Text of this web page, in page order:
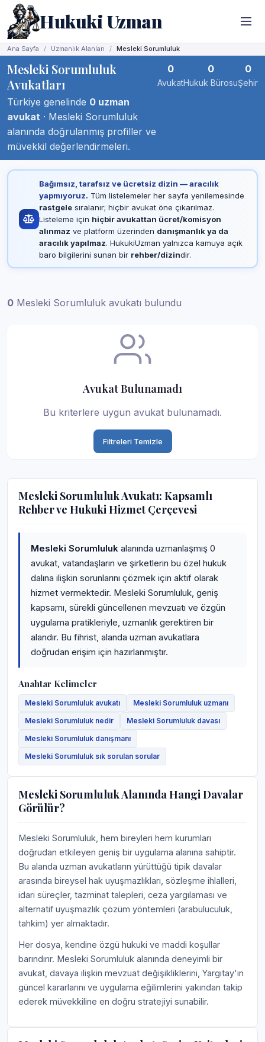
Hukuki Uzman
Ana Sayfa Uzmanlık Alanları Mesleki Sorumluluk
Mesleki Sorumluluk
Avukatları
Türkiye genelinde 0 uzman
avukat · Mesleki Sorumluluk
alanında doğrulanmış profiller ve
müvekkil değerlendirmeleri.
0
Avukat
0
Hukuk Bürosu
0
Şehir
Bağımsız, tarafsız ve ücretsiz dizin — aracılık
yapmıyoruz. Tüm listelemeler her sayfa yenilemesinde
rastgelesıralanır; hiçbir avukat öne çıkarılmaz.
Listeleme için hiçbir avukattan ücret/komisyon
alınmaz ve platform üzerinden danışmanlık ya da
aracılık yapılmaz. HukukiUzman yalnızca kamuya açık
baro bilgilerini sunan bir rehber/dizindir.
0 Mesleki Sorumluluk avukatı bulundu
Avukat Bulunamadı
Bu kriterlere uygun avukat bulunamadı.
Filtreleri Temizle
Mesleki Sorumluluk Avukatı: Kapsamlı
Rehber ve Hukuki Hizmet Çerçevesi
Mesleki Sorumluluk alanında uzmanlaşmış 0
avukat, vatandaşların ve şirketlerin bu özel hukuk
dalına ilişkin sorunlarını çözmek için aktif olarak
hizmet vermektedir. Mesleki Sorumluluk, geniş
kapsamı, sürekli güncellenen mevzuatı ve özgün
uygulama pratikleriyle, uzmanlık gerektiren bir
alandır. Bu fihrist, alanda uzman avukatlara
doğrudan erişim için hazırlanmıştır.
Anahtar Kelimeler
Mesleki Sorumluluk avukatı
Mesleki Sorumluluk uzmanı
Mesleki Sorumluluk nedir
Mesleki Sorumluluk davası
Mesleki Sorumluluk danışmanı
Mesleki Sorumluluk sık sorulan sorular
Mesleki Sorumluluk Alanında Hangi Davalar
Görülür?
Mesleki Sorumluluk, hem bireyleri hem kurumları
doğrudan etkileyen geniş bir uygulama alanına sahiptir.
Bu alanda uzman avukatların yürüttüğü tipik davalar
arasında bireysel hak uyuşmazlıkları, sözleşme ihlalleri,
idari süreçler, tazminat talepleri, ceza yargılaması ve
alternatif uyuşmazlık çözüm yöntemleri (arabuluculuk,
tahkim) yer almaktadır.
Her dosya, kendine özgü hukuki ve maddi koşullar
barındırır. Mesleki Sorumluluk alanında deneyimli bir
avukat, davaya ilişkin mevzuat değişikliklerini, Yargıtay'ın
güncel kararlarını ve uygulama eğilimlerini yakından takip
ederek müvekkiline en doğru stratejiyi sunabilir.